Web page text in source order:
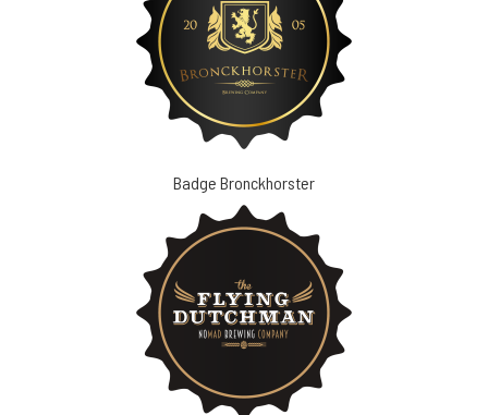
Badge Bronckhorster